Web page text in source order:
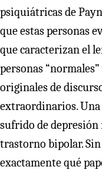
psiquiátricas de
que estas personas
que caracterizan el
personas
originales de
extraordinarios. Una
sufrido de depresión
trastorno bipolar.
exactamente qué